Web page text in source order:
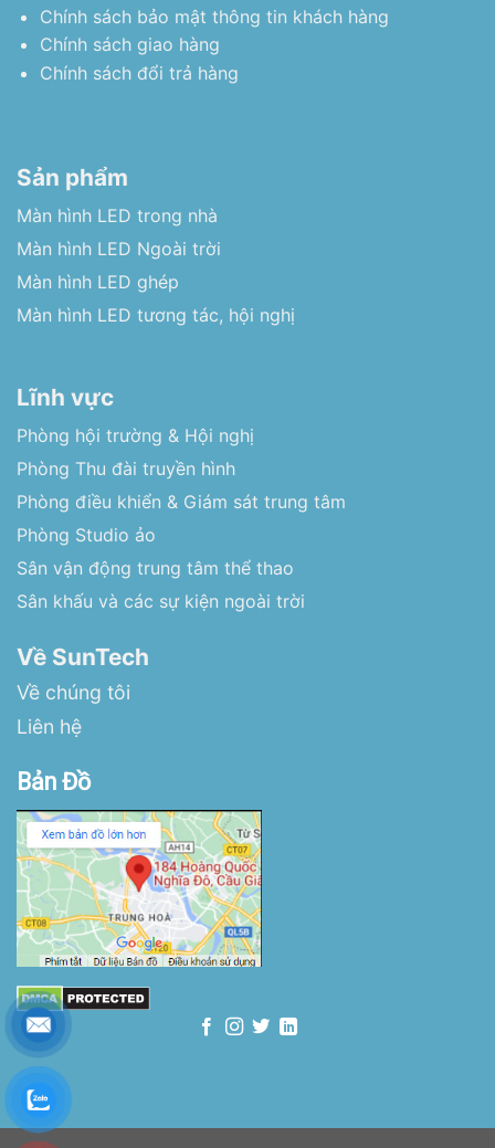
Chính sách bảo mật thông tin khách hàng
Chính sách giao hàng
Chính sách đổi trả hàng
Sản phẩm
Màn hình LED trong nhà
Màn hình LED Ngoài trời
Màn hình LED ghép
Màn hình LED tương tác, hội nghị
Lĩnh vực
Phòng hội trường & Hội nghị
Phòng Thu đài truyền hình
Phòng điều khiển & Giám sát trung tâm
Phòng Studio ảo
Sân vận động trung tâm thể thao
Sân khấu và các sự kiện ngoài trời
Về SunTech
Về chúng tôi
Liên hệ
Bản Đồ